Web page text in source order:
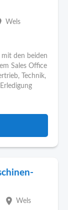
Wels
den beiden
Sales Office
Technik,
place Wels